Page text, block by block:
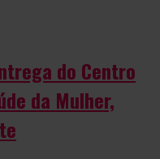
do Centro
da Mulher,